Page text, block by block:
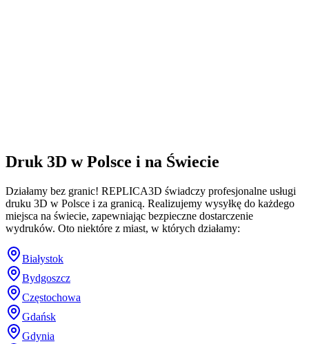
Druk 3D w Polsce i na Świecie
Działamy bez granic! REPLICA3D świadczy profesjonalne usługi
druku 3D w Polsce i za granicą. Realizujemy wysyłkę do każdego
miejsca na świecie, zapewniając bezpieczne dostarczenie
wydruków. Oto niektóre z miast, w których działamy:
Białystok
Bydgoszcz
Częstochowa
Gdańsk
Gdynia